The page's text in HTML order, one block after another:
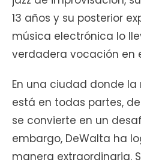
13 años y su posterior
música electrónica lo
verdadera vocación en
En una ciudad donde
está en todas partes,
se convierte en un
embargo, DeWalta ha
manera extraordinaria.